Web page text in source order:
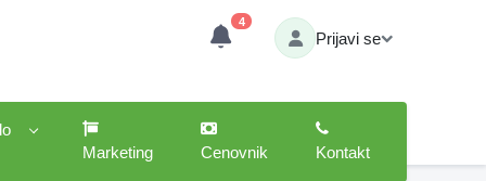
4
Prijavi se
Marketing
Cenovnik Kontakt